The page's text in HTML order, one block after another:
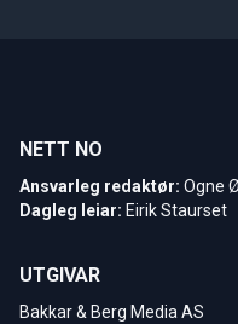
NETT NO
Ansvarleg redaktør: Ogne
Dagleg leiar: Eirik Staurset
UTGIVAR
Bakkar & Berg Media AS